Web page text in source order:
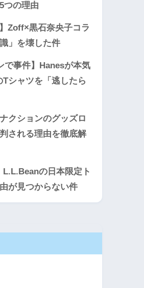
つの理由
Zoff×黒石奈央子コラ
」を壊した件
で事件】Hanesが本気
シャツを「逃したら
クションのグッズロ
される理由を徹底解
L.L.Beanの日本限定ト
が見つからない件